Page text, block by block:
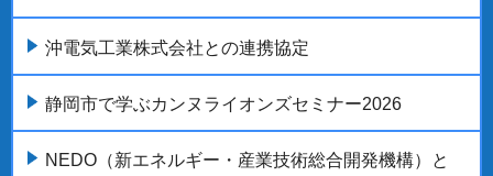
沖電気工業株式会社との連携協定
静岡市で学ぶカンヌライオンズセミナー2026
NEDO（新エネルギー・産業技術総合開発機構）と